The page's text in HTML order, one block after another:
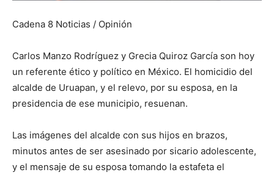
Cadena 8 Noticias / Opinión
Carlos Manzo Rodríguez y Grecia Quiroz García son hoy
un referente ético y político en México. El homicidio del
alcalde de Uruapan, y el relevo, por su esposa, en la
presidencia de ese municipio, resuenan.
Las imágenes del alcalde con sus hijos en brazos,
minutos antes de ser asesinado por sicario adolescente,
y el mensaje de su esposa tomando la estafeta el